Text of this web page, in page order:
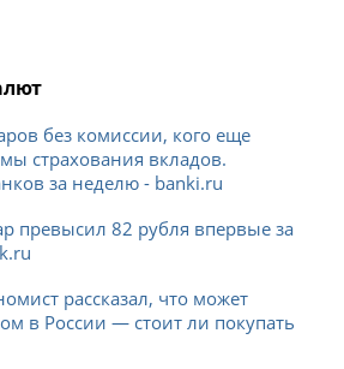
без комиссии, кого еще
страхования вкладов.
за неделю - banki.ru
превысил 82 рубля впервые за
рассказал, что может
в России — стоит ли покупать